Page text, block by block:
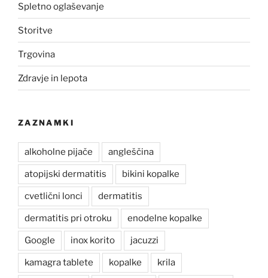
Spletno oglaševanje
Storitve
Trgovina
Zdravje in lepota
ZAZNAMKI
alkoholne pijače angleščina
atopijski dermatitis bikini kopalke
cvetlični lonci dermatitis
dermatitis pri otroku enodelne kopalke
Google inox korito jacuzzi
kamagra tablete kopalke krila